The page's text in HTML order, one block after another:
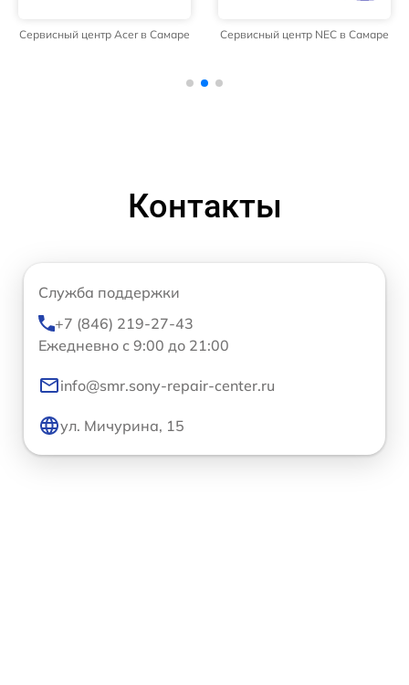
Сервисный центр Acer в Самаре Сервисный центр NEC в Самаре
Контакты
Служба поддержки
+7 (846) 219-27-43
Ежедневно с 9:00 до 21:00
info@smr.sony-repair-center.ru
ул. Мичурина, 15